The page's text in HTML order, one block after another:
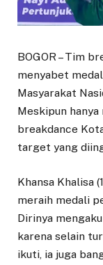
BOGOR – Tim
menyabet
Masyarakat
Meskipun
breakdance
target yang
Khansa Khalisa
meraih medali
Dirinya
karena selain
ikuti, ia juga